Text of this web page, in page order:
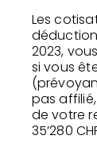
Les
2023,
si vous
pas
de votre
35’280